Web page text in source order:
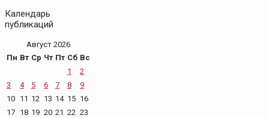
Календарь
публикаций
Август 2026
Пн Вт Ср Чт Пт Сб Вс
1
2
3
4 5 6 7 8
9
10 11 12 13 14 15 16
17 18 19 20 21 22 23